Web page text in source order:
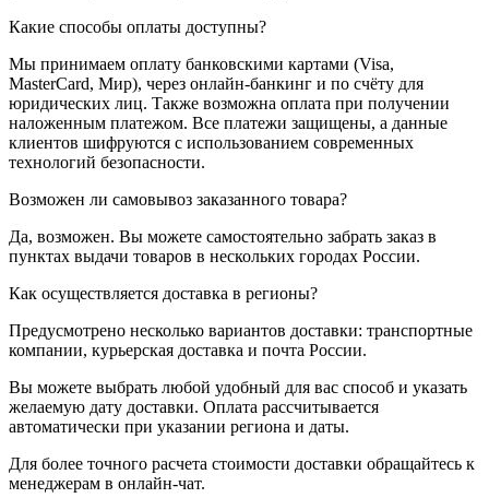
Какие способы оплаты доступны?
Мы принимаем оплату банковскими картами (Visa,
MasterCard, Мир), через онлайн-банкинг и по счёту для
юридических лиц. Также возможна оплата при получении
наложенным платежом. Все платежи защищены, а данные
клиентов шифруются с использованием современных
технологий безопасности.
Возможен ли самовывоз заказанного товара?
Да, возможен. Вы можете самостоятельно забрать заказ в
пунктах выдачи товаров в нескольких городах России.
Как осуществляется доставка в регионы?
Предусмотрено несколько вариантов доставки: транспортные
компании, курьерская доставка и почта России.
Вы можете выбрать любой удобный для вас способ и указать
желаемую дату доставки. Оплата рассчитывается
автоматически при указании региона и даты.
Для более точного расчета стоимости доставки обращайтесь к
менеджерам в онлайн-чат.